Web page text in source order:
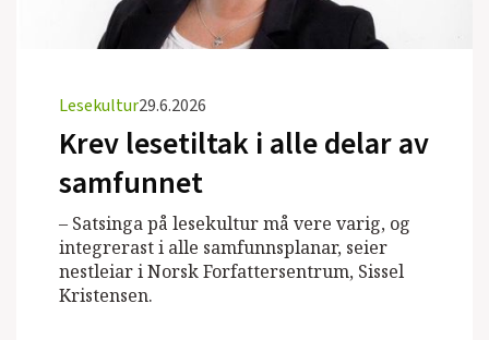
Lesekultur29.6.2026
Krev lesetiltak i alle delar av
samfunnet
– Satsinga på lesekultur må vere varig, og
integrerast i alle samfunnsplanar, seier
nestleiar i Norsk Forfattersentrum, Sissel
Kristensen.